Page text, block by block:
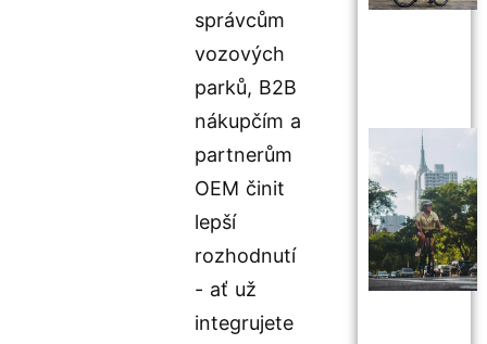
správcům
vozových
parků, B2B
nákupčím a
partnerům
OEM činit
lepší
rozhodnutí
- ať už
integrujete